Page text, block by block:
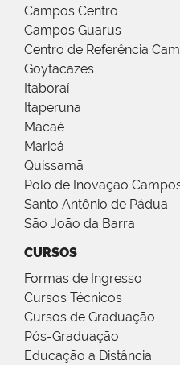
Campos Centro
Campos Guarus
Centro de Referência
Goytacazes
Itaboraí
Itaperuna
Macaé
Maricá
Quissamã
Polo de Inovação
Santo Antônio de Pádua
São João da Barra
CURSOS
Formas de Ingresso
Cursos Técnicos
Cursos de Graduação
Pós-Graduação
Educação a Distância